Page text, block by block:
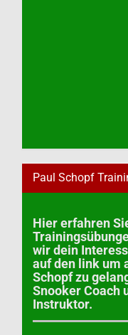
Paul Schopf
Hier erfahren
wir dein
auf den link um
Schopf zu
Snooker Coach
Instruktor.